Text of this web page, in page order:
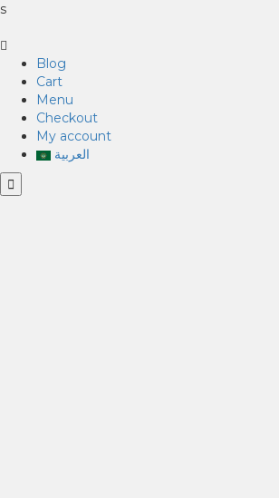
s
Blog
Cart
Menu
Checkout
My account
العربية